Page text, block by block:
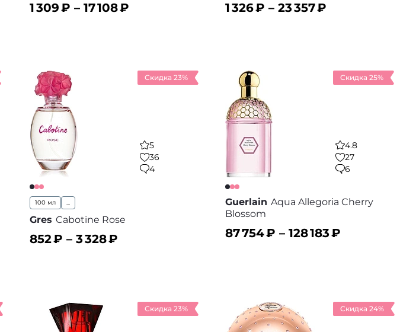
1 309₽ – 17 108₽ 1 326₽ – 23 357₽
Скидка 23%
5
36
4
100 мл ...
Gres Cabotine Rose
852₽ – 3 328₽
Скидка 25%
4.8
27
6
Guerlain Aqua Allegoria Cherry
Blossom
87 754₽ – 128 183₽
Скидка 23% Скидка 24%